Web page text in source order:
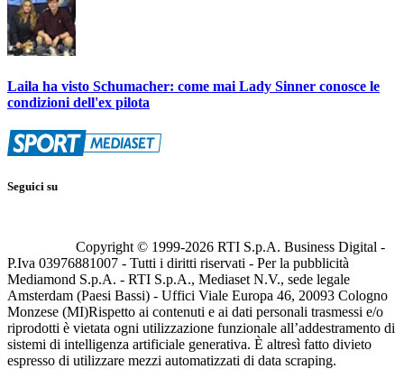
Laila ha visto Schumacher: come mai Lady Sinner conosce le
condizioni dell'ex pilota
Seguici su
Copyright © 1999-2026 RTI S.p.A. Business Digital -
P.Iva 03976881007 - Tutti i diritti riservati - Per la pubblicità
Mediamond S.p.A. - RTI S.p.A., Mediaset N.V., sede legale
Amsterdam (Paesi Bassi) - Uffici Viale Europa 46, 20093 Cologno
Monzese (MI)Rispetto ai contenuti e ai dati personali trasmessi e/o
riprodotti è vietata ogni utilizzazione funzionale all’addestramento di
sistemi di intelligenza artificiale generativa. È altresì fatto divieto
espresso di utilizzare mezzi automatizzati di data scraping.